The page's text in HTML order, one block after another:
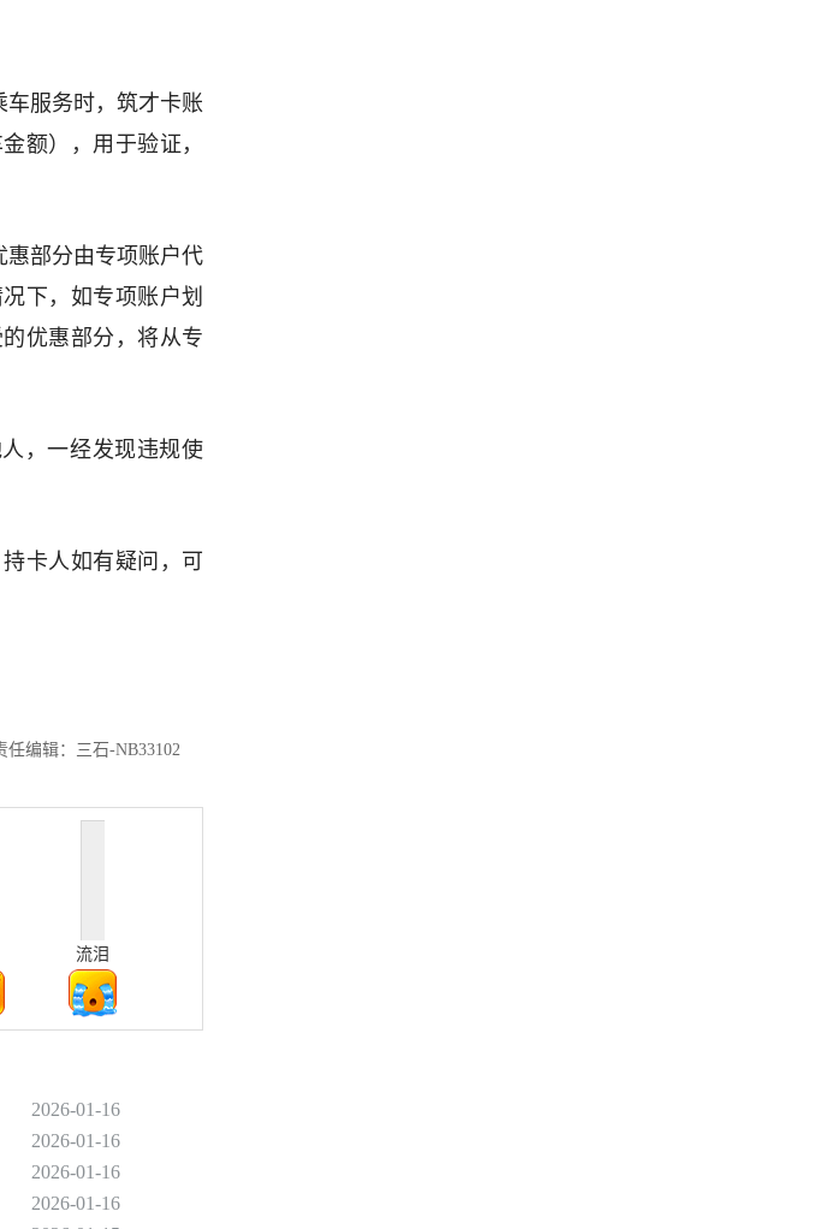
服务时，筑才卡账
额），用于验证，
部分由专项账户代
下，如专项账户划
优惠部分，将从专
，一经发现违规使
卡人如有疑问，可
任编辑：三石-NB33102
流泪
2026-01-16
2026-01-16
2026-01-16
2026-01-16